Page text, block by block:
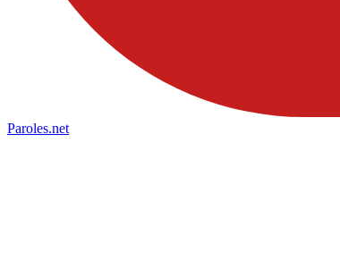
Paroles.net